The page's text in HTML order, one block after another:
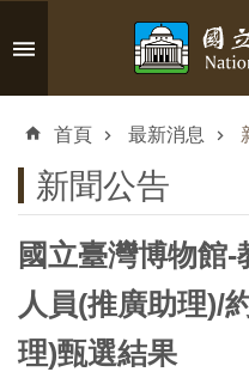
跳到主要內容區塊
搜
認
識
臺
首頁 最新消息
新聞公告
國立臺灣博物館
人員(推廣助理)/
理)甄選結果